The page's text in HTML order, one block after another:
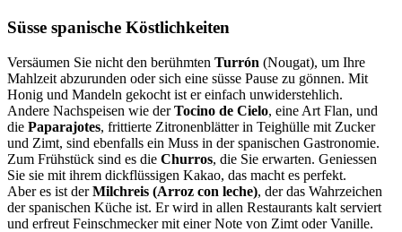
Süsse spanische Köstlichkeiten
Versäumen Sie nicht den berühmten Turrón (Nougat), um Ihre
Mahlzeit abzurunden oder sich eine süsse Pause zu gönnen. Mit
Honig und Mandeln gekocht ist er einfach unwiderstehlich.
Andere Nachspeisen wie derTocino de Cielo, eine Art Flan, und
die Paparajotes, frittierte Zitronenblätter in Teighülle mit Zucker
und Zimt, sind ebenfalls ein Muss in der spanischen Gastronomie.
Zum Frühstück sind es die Churros, die Sie erwarten. Geniessen
Sie sie mit ihrem dickflüssigen Kakao, das macht es perfekt.
Aber es ist derMilchreis (Arroz con leche), der das Wahrzeichen
der spanischen Küche ist. Er wird in allen Restaurants kalt serviert
und erfreut Feinschmecker mit einer Note von Zimt oder Vanille.